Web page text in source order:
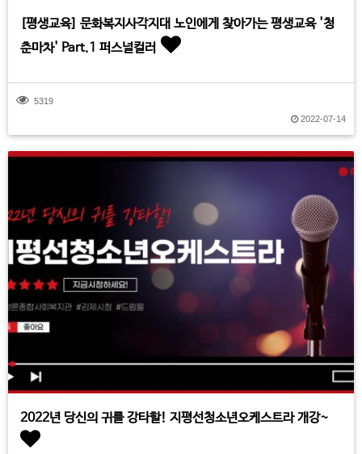
[평생교육] 문화복지사각지대 노인에게 찾아가는 평생교육 '청
춘마차' Part.1 퍼스널컬러
5319
2022-07-14
2022년 당신의 귀를 강타할! 지평선청소년오케스트라 개강~